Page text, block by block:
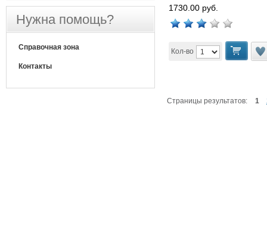
1730.00 руб.
Кол-во
Страницы результатов: 1
Нужна помощь?
Справочная зона
Контакты